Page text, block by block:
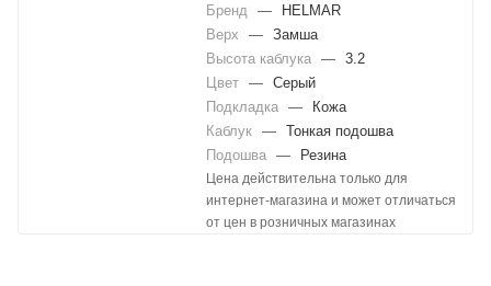
Бренд
—
HELMAR
Верх
—
Замша
Высота каблука —
3.2
Цвет —
Серый
Подкладка —
Кожа
Каблук —
Тонкая подошва
Подошва — Резина
Цена действительна только для
интернет-магазина и может отличаться
от цен в розничных магазинах